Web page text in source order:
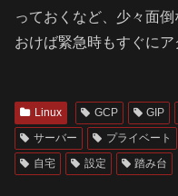
っておくなど、少々面
おけば緊急時もすぐにア
Linux GCP GIP
サーバー
プライベート
自宅
設定 踏み台